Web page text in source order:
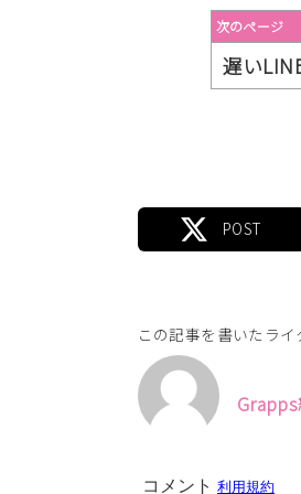
次のページ
遅い
この記事を書いたライ